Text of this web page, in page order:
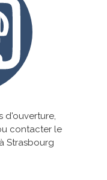
d'ouverture,
contacter le
Strasbourg